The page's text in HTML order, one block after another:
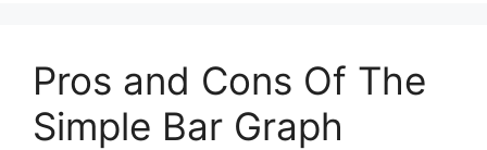
Pros and Cons Of The
Simple Bar Graph